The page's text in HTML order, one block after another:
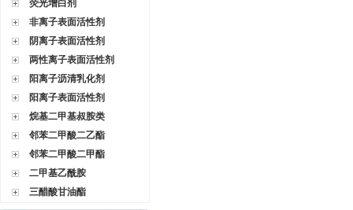
荧光增白剂
非离子表面活性剂
阴离子表面活性剂
两性离子表面活性剂
阳离子沥清乳化剂
阳离子表面活性剂
烷基二甲基叔胺类
邻苯二甲酸二乙酯
邻苯二甲酸二甲酯
二甲基乙酰胺
三醋酸甘油酯